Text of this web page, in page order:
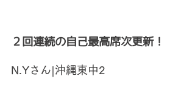
２回連続の自己最高席次更新！
N.Yさん|沖縄東中2